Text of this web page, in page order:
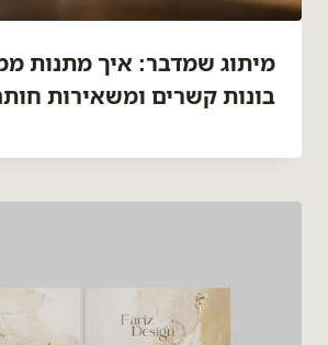
מיתוג שמדבר: איך מתנות
בונות קשרים ומשאירות